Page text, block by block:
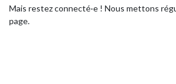
Mais restez connecté·e ! Nous mettons
page.